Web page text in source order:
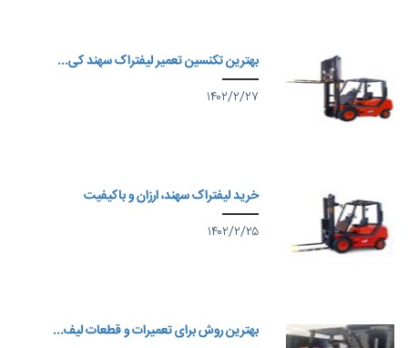
بهترین تکنسین تعمیر لیفتراک سهند کی...
۱۴۰۲/۲/۲۷
خرید لیفتراک سهند، ارزان و باکیفیت
۱۴۰۲/۲/۲۵
بهترین روش برای تعمیرات و قطعات لیف...